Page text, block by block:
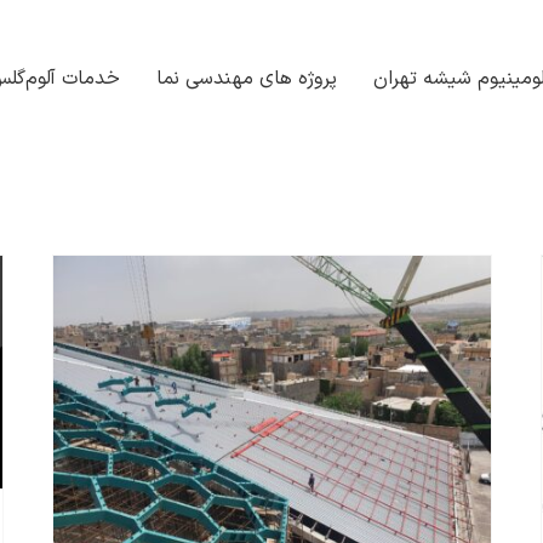
شیشه تهران پروژه های مهندسی نما خدمات